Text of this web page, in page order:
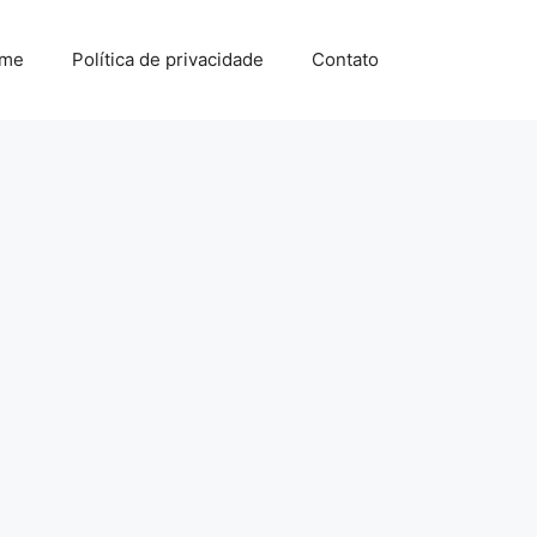
Política de privacidade Contato